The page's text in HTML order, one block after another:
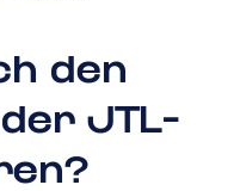
den
JTL-